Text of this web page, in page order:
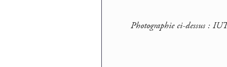
Photographie ci-dessus :